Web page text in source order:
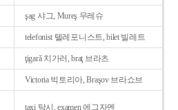
şag 샤그, Mureş 무레슈
telefonist 텔레포니스트, bilet 빌레트
ţigarǎ 치가러, braţ 브라츠
Victoria 빅토리아, Braşov 브라쇼브
taxi 탁시, examen 에그자멘